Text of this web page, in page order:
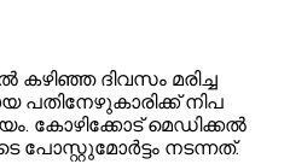
ദിവസം മരിച്ച
പതിനേഴുകാരിക്ക് നിപ
കോഴിക്കോട് മെഡിക്കൽ
പോസ്റ്റുമോർട്ടം നടന്നത്.